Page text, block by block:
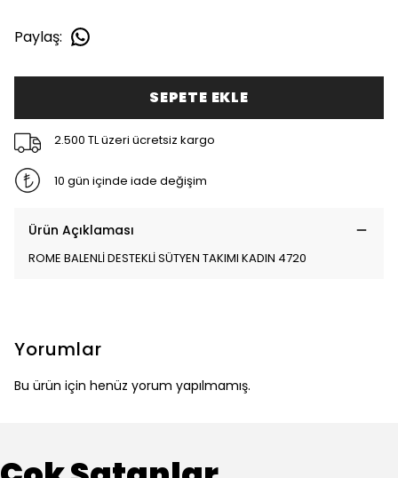
Paylaş:
SEPETE EKLE
2.500 TL üzeri ücretsiz kargo
10 gün içinde iade değişim
Ürün Açıklaması
ROME BALENLİ DESTEKLİ SÜTYEN TAKIMI KADIN 4720
Yorumlar
Bu ürün için henüz yorum yapılmamış.